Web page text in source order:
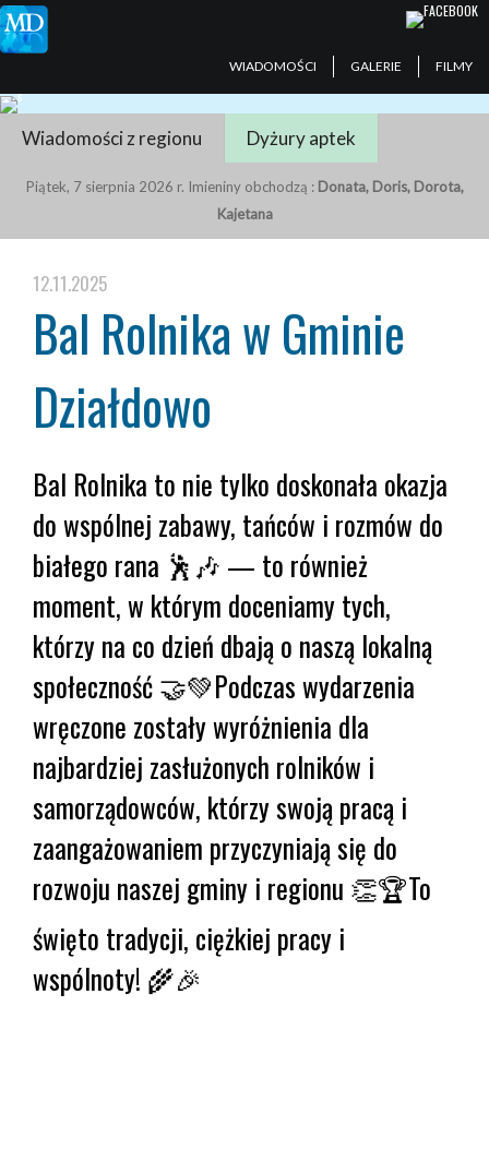
WIADOMOŚCI GALERIE FILMY
Wiadomości z regionu Dyżury aptek
Piątek, 7 sierpnia 2026 r. Imieniny obchodzą : Donata, Doris, Dorota,
Kajetana
12.11.2025
Bal Rolnika w Gminie
Działdowo
Bal Rolnika to nie tylko doskonała okazja
do wspólnej zabawy, tańców i rozmów do
białego rana 🕺🎶 — to również
moment, w którym doceniamy tych,
którzy na co dzień dbają o naszą lokalną
społeczność 🤝💚Podczas wydarzenia
wręczone zostały wyróżnienia dla
najbardziej zasłużonych rolników i
samorządowców, którzy swoją pracą i
zaangażowaniem przyczyniają się do
rozwoju naszej gminy i regionu 👏🏆To
święto tradycji, ciężkiej pracy i
wspólnoty! 🌾🎉